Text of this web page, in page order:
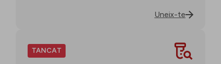
Uneix-te
TANCAT